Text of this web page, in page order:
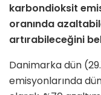
karbondioksit
oranında
artırabileceğini
Danimarka dün
emisyonlarında